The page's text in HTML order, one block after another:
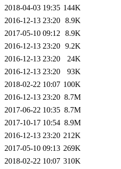
2018-04-03 19:35 144K
2016-12-13 23:20 8.9K
2017-05-10 09:12 8.9K
2016-12-13 23:20 9.2K
2016-12-13 23:20
24K
2016-12-13 23:20
93K
2018-02-22 10:07 100K
2016-12-13 23:20 8.7M
2017-06-22 10:35 8.7M
2017-10-17 10:54 8.9M
2016-12-13 23:20 212K
2017-05-10 09:13 269K
2018-02-22 10:07 310K